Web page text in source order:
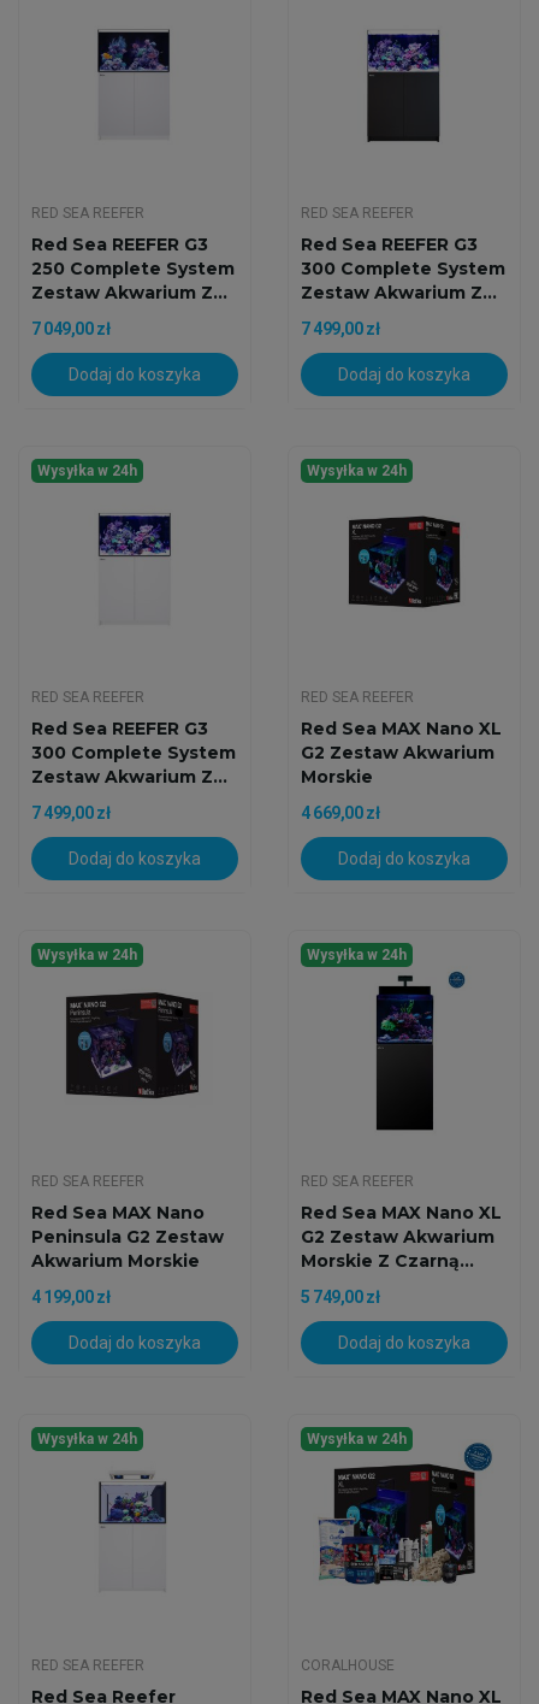
RED SEA REEFER
Red Sea REEFER G3
250 Complete System
Zestaw Akwarium Z...
7 049,00 zł
Dodaj do koszyka
RED SEA REEFER
Red Sea REEFER G3
300 Complete System
Zestaw Akwarium Z...
7 499,00 zł
Dodaj do koszyka
Wysyłka w 24h
RED SEA REEFER
Red Sea REEFER G3
300 Complete System
Zestaw Akwarium Z...
7 499,00 zł
Dodaj do koszyka
Wysyłka w 24h
RED SEA REEFER
Red Sea MAX Nano XL
G2 Zestaw Akwarium
Morskie
4 669,00 zł
Dodaj do koszyka
Wysyłka w 24h
RED SEA REEFER
Red Sea MAX Nano
Peninsula G2 Zestaw
Akwarium Morskie
4 199,00 zł
Dodaj do koszyka
Wysyłka w 24h
RED SEA REEFER
Red Sea MAX Nano XL
G2 Zestaw Akwarium
Morskie Z Czarną...
5 749,00 zł
Dodaj do koszyka
Wysyłka w 24h
RED SEA REEFER
Red Sea Reefer
Wysyłka w 24h
CORALHOUSE
Red Sea MAX Nano XL